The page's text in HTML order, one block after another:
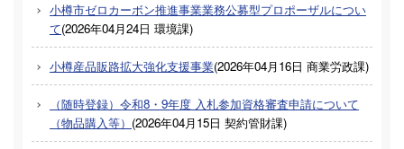
小樽市ゼロカーボン推進事業業務公募型プロポーザルについ
て(2026年04月24日 環境課)
小樽産品販路拡大強化支援事業(2026年04月16日 商業労政課)
（随時登録）令和8・9年度 入札参加資格審査申請について
（物品購入等） (2026年04月15日 契約管財課)